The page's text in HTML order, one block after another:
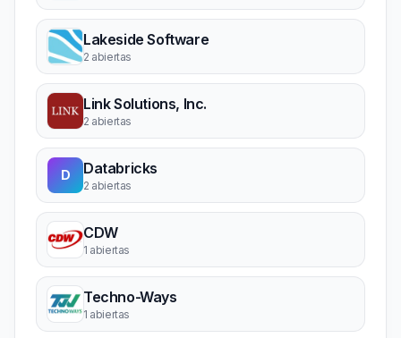
Lakeside Software
2 abiertas
Link Solutions, Inc.
2 abiertas
D Databricks
2 abiertas
CDW
1 abiertas
Techno-Ways
1 abiertas